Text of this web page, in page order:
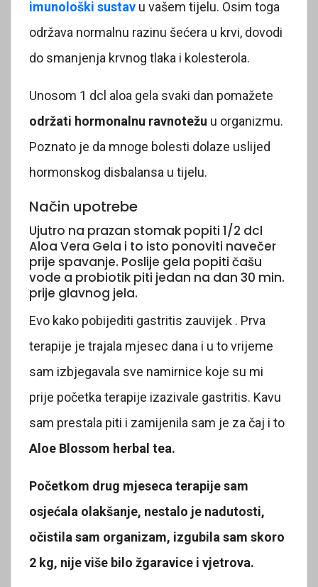
imunološki sustav u vašem tijelu. Osim toga
održava normalnu razinu šećera u krvi, dovodi
do smanjenja krvnog tlaka i kolesterola.
Unosom 1 dcl aloa gela svaki dan pomažete
održati hormonalnu ravnotežu u organizmu.
Poznato je da mnoge bolesti dolaze uslijed
hormonskog disbalansa u tijelu.
Način upotrebe
Ujutro na prazan stomak popiti 1/2 dcl
Aloa Vera Gela i to isto ponoviti navečer
prije spavanje. Poslije gela popiti čašu
vode a probiotik piti jedan na dan 30 min.
prije glavnog jela.
Evo kako pobijediti gastritis zauvijek . Prva
terapije je trajala mjesec dana i u to vrijeme
sam izbjegavala sve namirnice koje su mi
prije početka terapije izazivale gastritis. Kavu
sam prestala piti i zamijenila sam je za čaj i to
Aloe Blossom herbal tea.
Početkom drug mjeseca terapije sam
osjećala olakšanje, nestalo je nadutosti,
očistila sam organizam, izgubila sam skoro
2 kg, nije više bilo žgaravice i vjetrova.